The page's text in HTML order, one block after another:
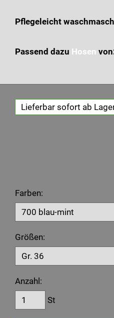
Pflegeleicht
Passend dazu Hosen
Lieferbar sofort ab
Farben:
Größen:
Anzahl:
St